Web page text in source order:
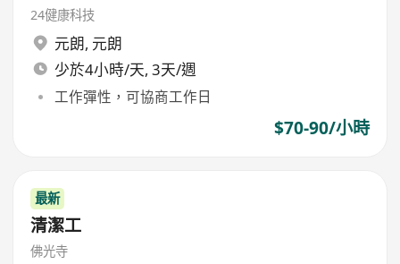
24健康科技
元朗, 元朗
少於4小時/天, 3天/週
工作彈性，可協商工作日
$70-90/小時
最新
清潔工
佛光寺